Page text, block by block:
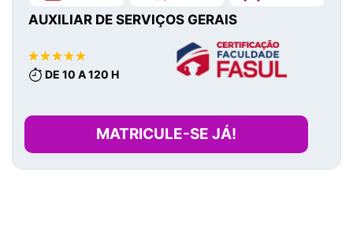
AUXILIAR DE SERVIÇOS GERAIS
DE 10 A 120 H
MATRICULE-SE JÁ!